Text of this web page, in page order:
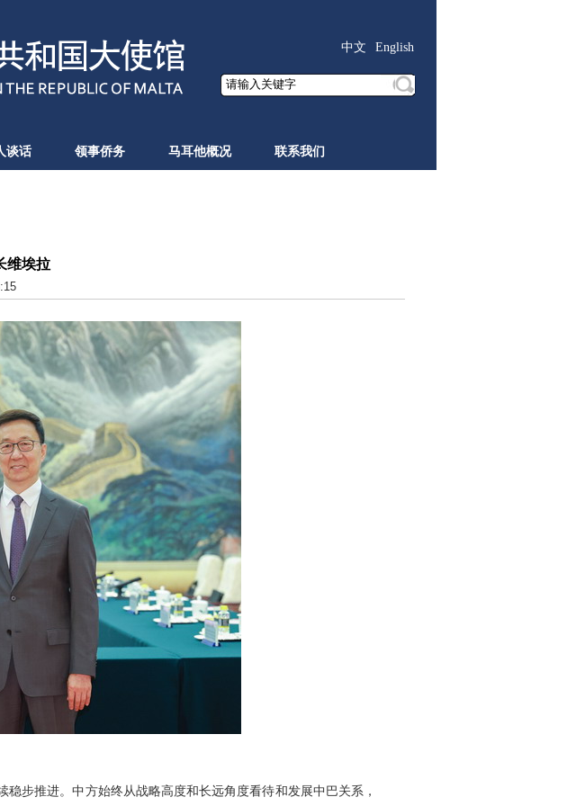
English
中文
谈话 领事侨务 马耳他概况 联系我们
维埃拉
步推进。中方始终从战略高度和长远角度看待和发展中巴关系，